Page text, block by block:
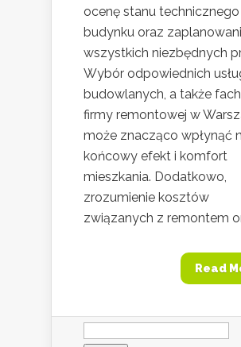
ocenę stanu technicznego
budynku oraz
wszystkich niezbędnych
Wybór odpowiednich
budowlanych, a także
firmy remontowej w
może znacząco wpłynąć
końcowy efekt i komfort
mieszkania. Dodatkowo,
zrozumienie kosztów
związanych z remontem
Read
Szukaj: